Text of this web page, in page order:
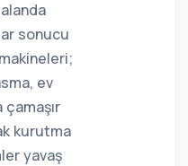
sonucu
ev
kurutma
yavaş